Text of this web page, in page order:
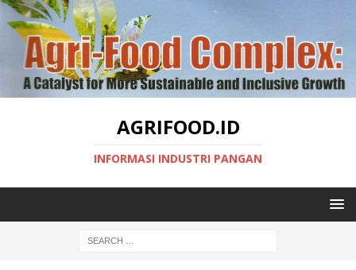
AGRIFOOD.ID
INFORMASI INDUSTRI PANGAN